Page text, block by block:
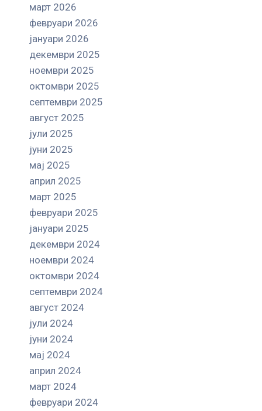
март 2026
февруари 2026
јануари 2026
декември 2025
ноември 2025
октомври 2025
септември 2025
август 2025
јули 2025
јуни 2025
мај 2025
април 2025
март 2025
февруари 2025
јануари 2025
декември 2024
ноември 2024
октомври 2024
септември 2024
август 2024
јули 2024
јуни 2024
мај 2024
април 2024
март 2024
февруари 2024